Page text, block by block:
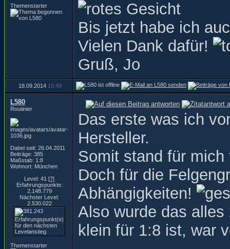
Themenstarter
Bis jetzt habe ich
Vielen Dank dafür!
Gruß, Jo
18.09.2014 19:49
L580
Routinier
Dabei seit: 26.04.2011
Beiträge: 385
Maßstab: 1:8
Wohnort: München
Level: 41 [?]
Erfahrungspunkte:
2.148.779
Nächster Level:
2.530.022
Themenstarter
Das erste was ich
Hersteller.
Somit stand für
Doch für die
Abhängigkeiten!
Also wurde das
klein für 1:8 ist, war